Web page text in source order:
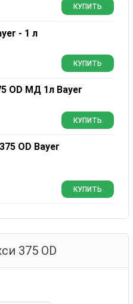
КУПИТЬ
- 1 л
КУПИТЬ
OD МД 1л Bayer
КУПИТЬ
OD Bayer
КУПИТЬ
375 ОD